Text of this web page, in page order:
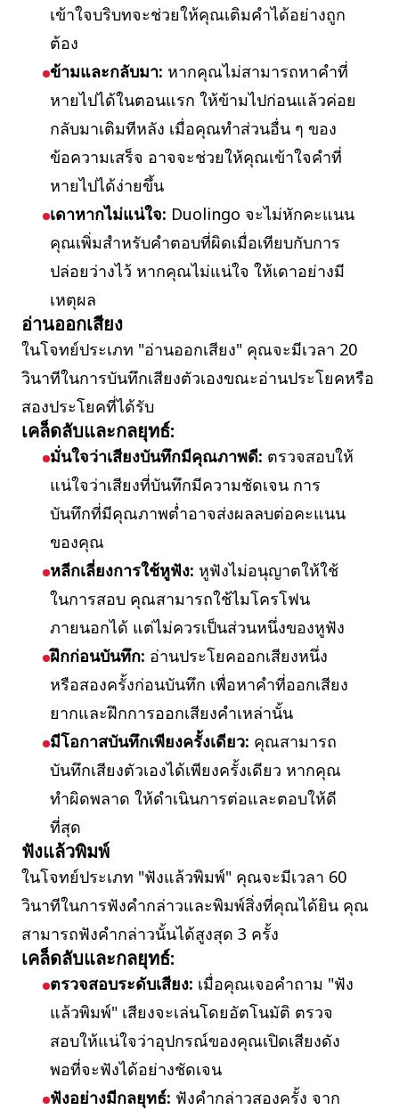
เข้าใจบริบทจะช่วยให้คุณเติมคำได้อย่างถูก
ต้อง
ข้ามและกลับมา: หากคุณไม่สามารถหาคำที่
หายไปได้ในตอนแรก ให้ข้ามไปก่อนแล้วค่อย
กลับมาเติมทีหลัง เมื่อคุณทำส่วนอื่น ๆ ของ
ข้อความเสร็จ อาจจะช่วยให้คุณเข้าใจคำที่
หายไปได้ง่ายขึ้น
เดาหากไม่แน่ใจ: Duolingo จะไม่หักคะแนน
คุณเพิ่มสำหรับคำตอบที่ผิดเมื่อเทียบกับการ
ปล่อยว่างไว้ หากคุณไม่แน่ใจ ให้เดาอย่างมี
เหตุผล
อ่านออกเสียง
ในโจทย์ประเภท "อ่านออกเสียง" คุณจะมีเวลา 20
วินาทีในการบันทึกเสียงตัวเองขณะอ่านประโยคหรือ
สองประโยคที่ได้รับ
เคล็ดลับและกลยุทธ์:
มั่นใจว่าเสียงบันทึกมีคุณภาพดี: ตรวจสอบให้
แน่ใจว่าเสียงที่บันทึกมีความชัดเจน การ
บันทึกที่มีคุณภาพต่ำอาจส่งผลลบต่อคะแนน
ของคุณ
หลีกเลี่ยงการใช้หูฟัง: หูฟังไม่อนุญาตให้ใช้
ในการสอบ คุณสามารถใช้ไมโครโฟน
ภายนอกได้ แต่ไม่ควรเป็นส่วนหนึ่งของหูฟัง
ฝึกก่อนบันทึก: อ่านประโยคออกเสียงหนึ่ง
หรือสองครั้งก่อนบันทึก เพื่อหาคำที่ออกเสียง
ยากและฝึกการออกเสียงคำเหล่านั้น
มีโอกาสบันทึกเพียงครั้งเดียว: คุณสามารถ
บันทึกเสียงตัวเองได้เพียงครั้งเดียว หากคุณ
ทำผิดพลาด ให้ดำเนินการต่อและตอบให้ดี
ที่สุด
ฟังแล้วพิมพ์
ในโจทย์ประเภท "ฟังแล้วพิมพ์" คุณจะมีเวลา 60
วินาทีในการฟังคำกล่าวและพิมพ์สิ่งที่คุณได้ยิน คุณ
สามารถฟังคำกล่าวนั้นได้สูงสุด 3 ครั้ง
เคล็ดลับและกลยุทธ์:
ตรวจสอบระดับเสียง: เมื่อคุณเจอคำถาม "ฟัง
แล้วพิมพ์" เสียงจะเล่นโดยอัตโนมัติ ตรวจ
สอบให้แน่ใจว่าอุปกรณ์ของคุณเปิดเสียงดัง
พอที่จะฟังได้อย่างชัดเจน
ฟังอย่างมีกลยุทธ์: ฟังคำกล่าวสองครั้ง จาก